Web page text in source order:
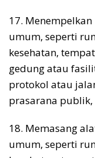
17.
umum, seperti
kesehatan,
gedung atau
protokol atau
prasarana publik,
18. Memasang
umum, seperti